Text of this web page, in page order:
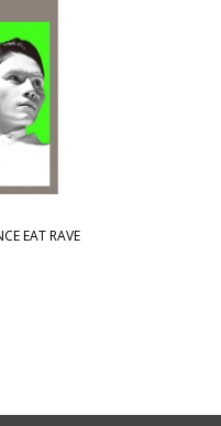
EAT RAVE